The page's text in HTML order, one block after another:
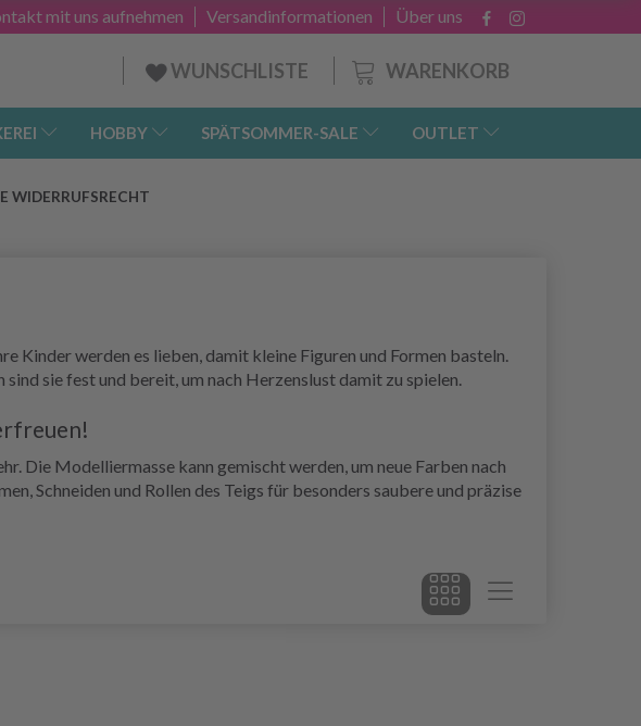
Über uns
Versandinformationen
mit uns aufnehmen
WARENKORB
WUNSCHLISTE
HOBBY SPÄTSOMMER-SALE OUTLET
WIDERRUFSRECHT
Kinder werden es lieben, damit kleine Figuren und Formen basteln.
sie fest und bereit, um nach Herzenslust damit zu spielen.
Die Modelliermasse kann gemischt werden, um neue Farben nach
Schneiden und Rollen des Teigs für besonders saubere und präzise